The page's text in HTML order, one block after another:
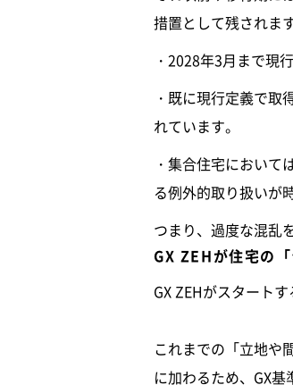
措置として残されます
・2028年3月まで現
・既に現行定義で
れています。
・集合住宅におい
る例外的取り扱いが
つまり、過度な混乱
GX ZEHが住宅の
GX ZEHがスタート
これまでの「立地や
に加わるため、GX